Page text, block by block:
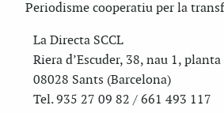
Periodisme cooperatiu per la
La Directa SCCL
Riera d’Escuder, 38, nau 1, planta
08028 Sants (Barcelona)
Tel. 935 27 09 82 / 661 493 117